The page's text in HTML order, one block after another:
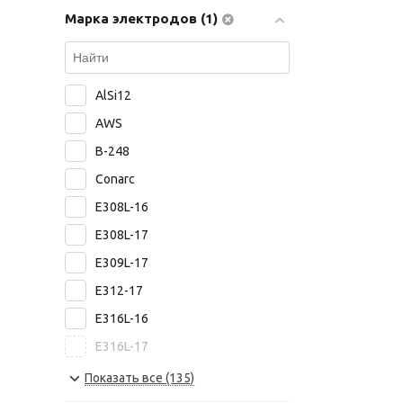
ASKAYNAK
ABICOR BINZEL
Марка электродов (1)
AlSi12
AWS
B-248
Conarc
E308L-16
E308L-17
E309L-17
E312-17
E316L-16
E316L-17
E8015-B6
Показать все (135)